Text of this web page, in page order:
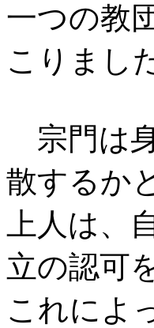
一つの教
こりまし
宗門は
散するか
上人は、
立の認可
これによ